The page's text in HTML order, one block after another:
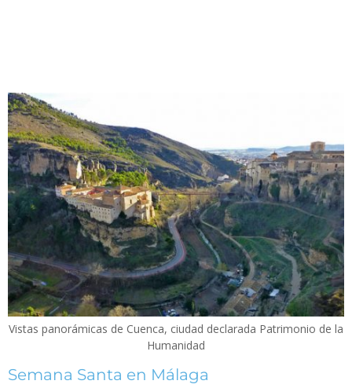
Vistas panorámicas de Cuenca, ciudad declarada Patrimonio de la
Humanidad
Semana Santa en Málaga